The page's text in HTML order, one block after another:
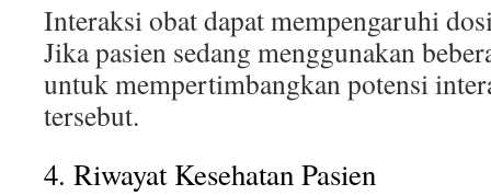
Interaksi obat dapat mempengaruhi
Jika pasien sedang menggunakan
untuk mempertimbangkan potensi
tersebut.
4. Riwayat Kesehatan Pasien